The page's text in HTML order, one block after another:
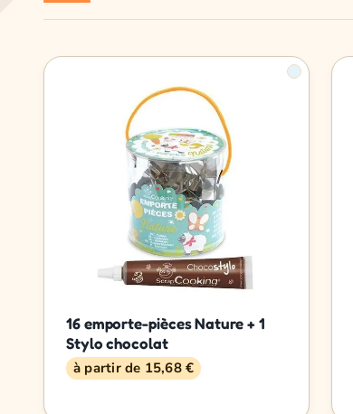
16 emporte-pièces Nature + 1
Stylo chocolat
à partir de 15,68 €